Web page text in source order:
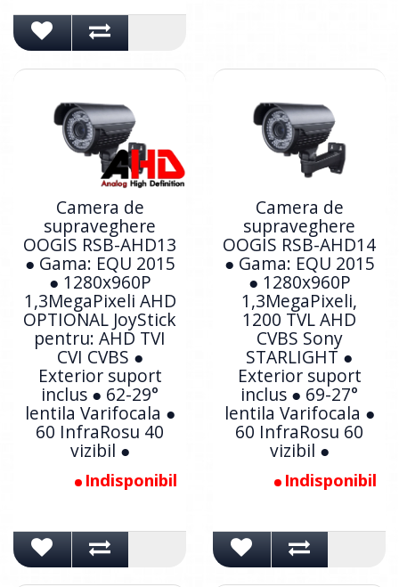
Camera de
supraveghere
OOGIS RSB-AHD13
● Gama: EQU 2015
● 1280x960P
1,3MegaPixeli AHD
OPTIONAL JoyStick
pentru: AHD TVI
CVI CVBS ●
Exterior suport
inclus ● 62-29°
lentila Varifocala ●
60 InfraRosu 40
vizibil ●
Indisponibil
Camera de
supraveghere
OOGIS RSB-AHD14
● Gama: EQU 2015
● 1280x960P
1,3MegaPixeli,
1200 TVL AHD
CVBS Sony
STARLIGHT ●
Exterior suport
inclus ● 69-27°
lentila Varifocala ●
60 InfraRosu 60
vizibil ●
Indisponibil